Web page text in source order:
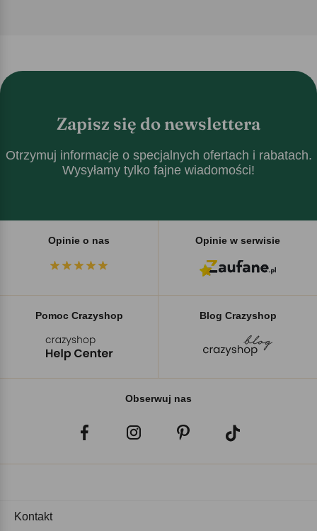
Zapisz się do newslettera
Otrzymuj informacje o specjalnych ofertach i rabatach.
Wysyłamy tylko fajne wiadomości!
Opinie o nas Opinie w serwisie
Pomoc Crazyshop Blog Crazyshop
Obserwuj nas
Kontakt